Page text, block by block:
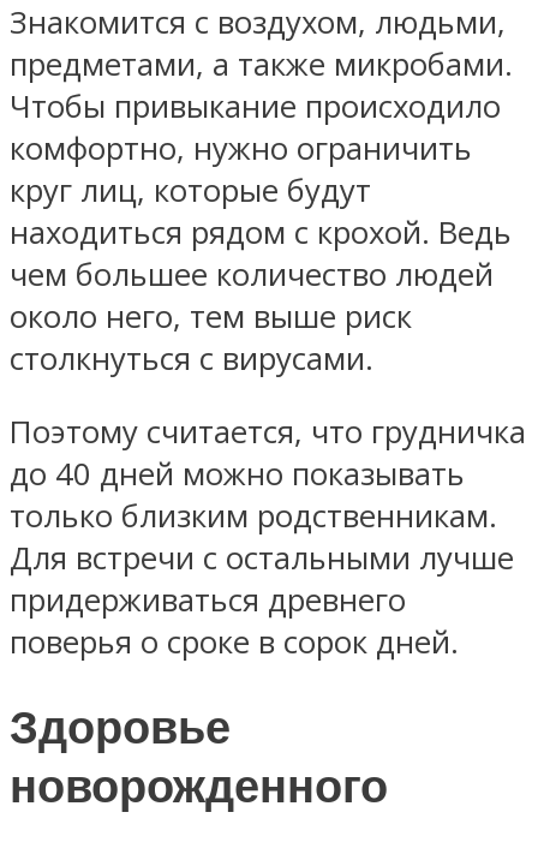
Знакомится с воздухом, людьми,
предметами, а также микробами.
Чтобы привыкание происходило
комфортно, нужно ограничить
круг лиц, которые будут
находиться рядом с крохой. Ведь
чем большее количество людей
около него, тем выше риск
столкнуться с вирусами.
Поэтому считается, что грудничка
до 40 дней можно показывать
только близким родственникам.
Для встречи с остальными лучше
придерживаться древнего
поверья о сроке в сорок дней.
Здоровье
новорожденного